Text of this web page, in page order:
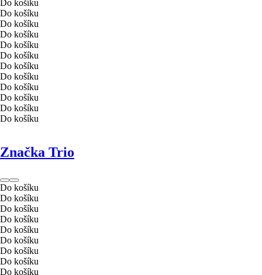
Do košíku
Do košíku
Do košíku
Do košíku
Do košíku
Do košíku
Do košíku
Do košíku
Do košíku
Do košíku
Do košíku
Do košíku
Značka Trio
Do košíku
Do košíku
Do košíku
Do košíku
Do košíku
Do košíku
Do košíku
Do košíku
Do košíku